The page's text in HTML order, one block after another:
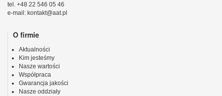
tel. +48 22 546 05 46
e-mail: kontakt@aat.pl
O firmie
Aktualności
Kim jesteśmy
Nasze wartości
Współpraca
Gwarancja jakości
Nasze oddziały